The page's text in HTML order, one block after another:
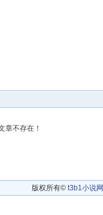
章不存在！
版权所有© t3b1小说网